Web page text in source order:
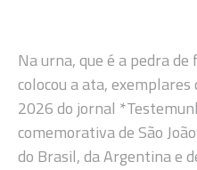
Na urna, que é a pedra de
colocou a ata, exemplares
2026 do jornal
comemorativa de São
do Brasil, da Argentina e